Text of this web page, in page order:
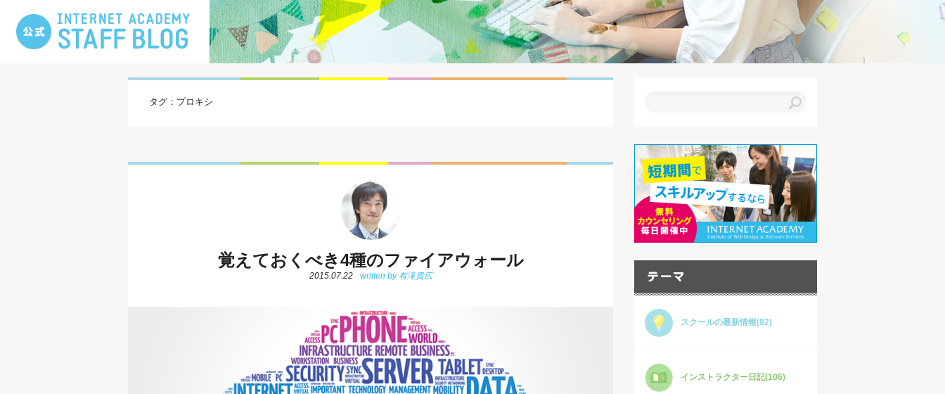
タグ：プロキシ
覚えておくべき4種のファイアウォール
2015.07.22
スクールの最新情報(82)
インストラクター日記(106)